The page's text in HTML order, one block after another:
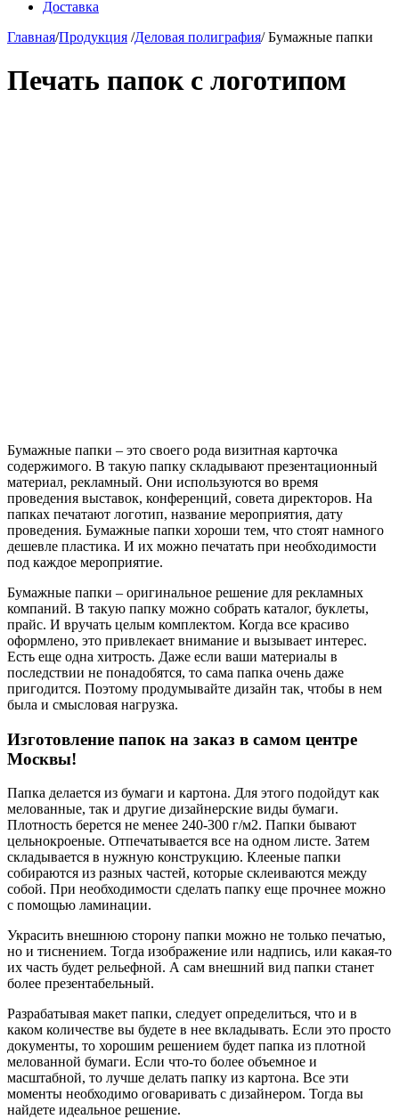
Доставка
Главная/Продукция /Деловая полиграфия/Бумажные папки
Печать папок с логотипом
Бумажные папки – это своего рода визитная карточка
содержимого. В такую папку складывают презентационный
материал, рекламный. Они используются во время
проведения выставок, конференций, совета директоров. На
папках печатают логотип, название мероприятия, дату
проведения. Бумажные папки хороши тем, что стоят намного
дешевле пластика. И их можно печатать при необходимости
под каждое мероприятие.
Бумажные папки – оригинальное решение для рекламных
компаний. В такую папку можно собрать каталог, буклеты,
прайс. И вручать целым комплектом. Когда все красиво
оформлено, это привлекает внимание и вызывает интерес.
Есть еще одна хитрость. Даже если ваши материалы в
последствии не понадобятся, то сама папка очень даже
пригодится. Поэтому продумывайте дизайн так, чтобы в нем
была и смысловая нагрузка.
Изготовление папок на заказ в самом центре
Москвы!
Папка делается из бумаги и картона. Для этого подойдут как
мелованные, так и другие дизайнерские виды бумаги.
Плотность берется не менее 240-300 г/м2. Папки бывают
цельнокроеные. Отпечатывается все на одном листе. Затем
складывается в нужную конструкцию. Клееные папки
собираются из разных частей, которые склеиваются между
собой. При необходимости сделать папку еще прочнее можно
с помощью ламинации.
Украсить внешнюю сторону папки можно не только печатью,
но и тиснением. Тогда изображение или надпись, или какая-то
их часть будет рельефной. А сам внешний вид папки станет
более презентабельный.
Разрабатывая макет папки, следует определиться, что и в
каком количестве вы будете в нее вкладывать. Если это просто
документы, то хорошим решением будет папка из плотной
мелованной бумаги. Если что-то более объемное и
масштабной, то лучше делать папку из картона. Все эти
моменты необходимо оговаривать с дизайнером. Тогда вы
найдете идеальное решение.